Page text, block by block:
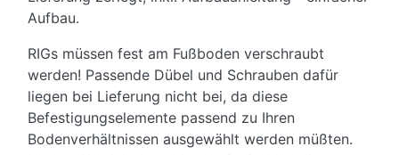
Aufbau.
RIGs müssen fest am Fußboden verschraubt
werden! Passende Dübel und Schrauben dafür
liegen bei Lieferung nicht bei, da diese
Befestigungselemente passend zu Ihren
Bodenverhältnissen ausgewählt werden müßten.